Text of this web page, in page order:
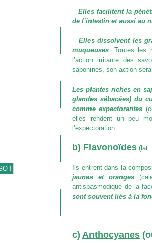
– Elles facilitent la
de l’intestin et aussi au
– Elles dissolvent les
muqueuses. Toutes les
l’action irritante des
saponines, son action
Les plantes riches en
glandes sébacées)du
comme expectorantes
elles rendent un peu
l’expectoration.
b) Flavonoïdes (lat.
Ils entrent dans la
jaunes et oranges
antispasmodique de la
sont souvent liés à la
c) Anthocyanes